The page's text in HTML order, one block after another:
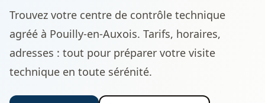
Trouvez votre centre de contrôle technique
agréé à Pouilly-en-Auxois. Tarifs, horaires,
adresses : tout pour préparer votre visite
technique en toute sérénité.